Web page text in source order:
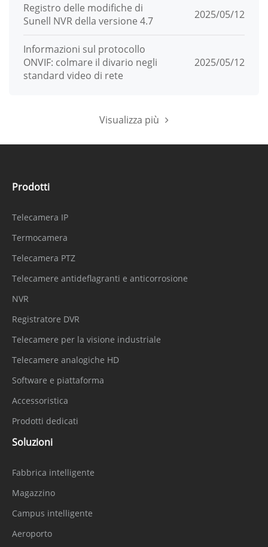
Registro delle modifiche di
Sunell NVR della versione 4.7
2025/05/12
Informazioni sul protocollo
ONVIF: colmare il divario negli
standard video di rete
2025/05/12
Visualizza più
Prodotti
Telecamera IP
Termocamera
Telecamera PTZ
Telecamere antideflagranti e anticorrosione
NVR
Registratore DVR
Telecamere per la visione industriale
Telecamere analogiche HD
Software e piattaforma
Accessoristica
Prodotti dedicati
Soluzioni
Fabbrica intelligente
Magazzino
Campus intelligente
Aeroporto